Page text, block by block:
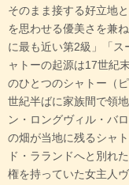
そのまま接する好立地
を思わせる優美さを兼
に最も近い第2級」「
ャトーの起源は17世紀
のひとつのシャトー（
世紀半ばに家族間で領
ン・ロングヴィル・バ
の畑が当地に残るシャ
ド・ラランドへと別れ
権を持っていた女主人